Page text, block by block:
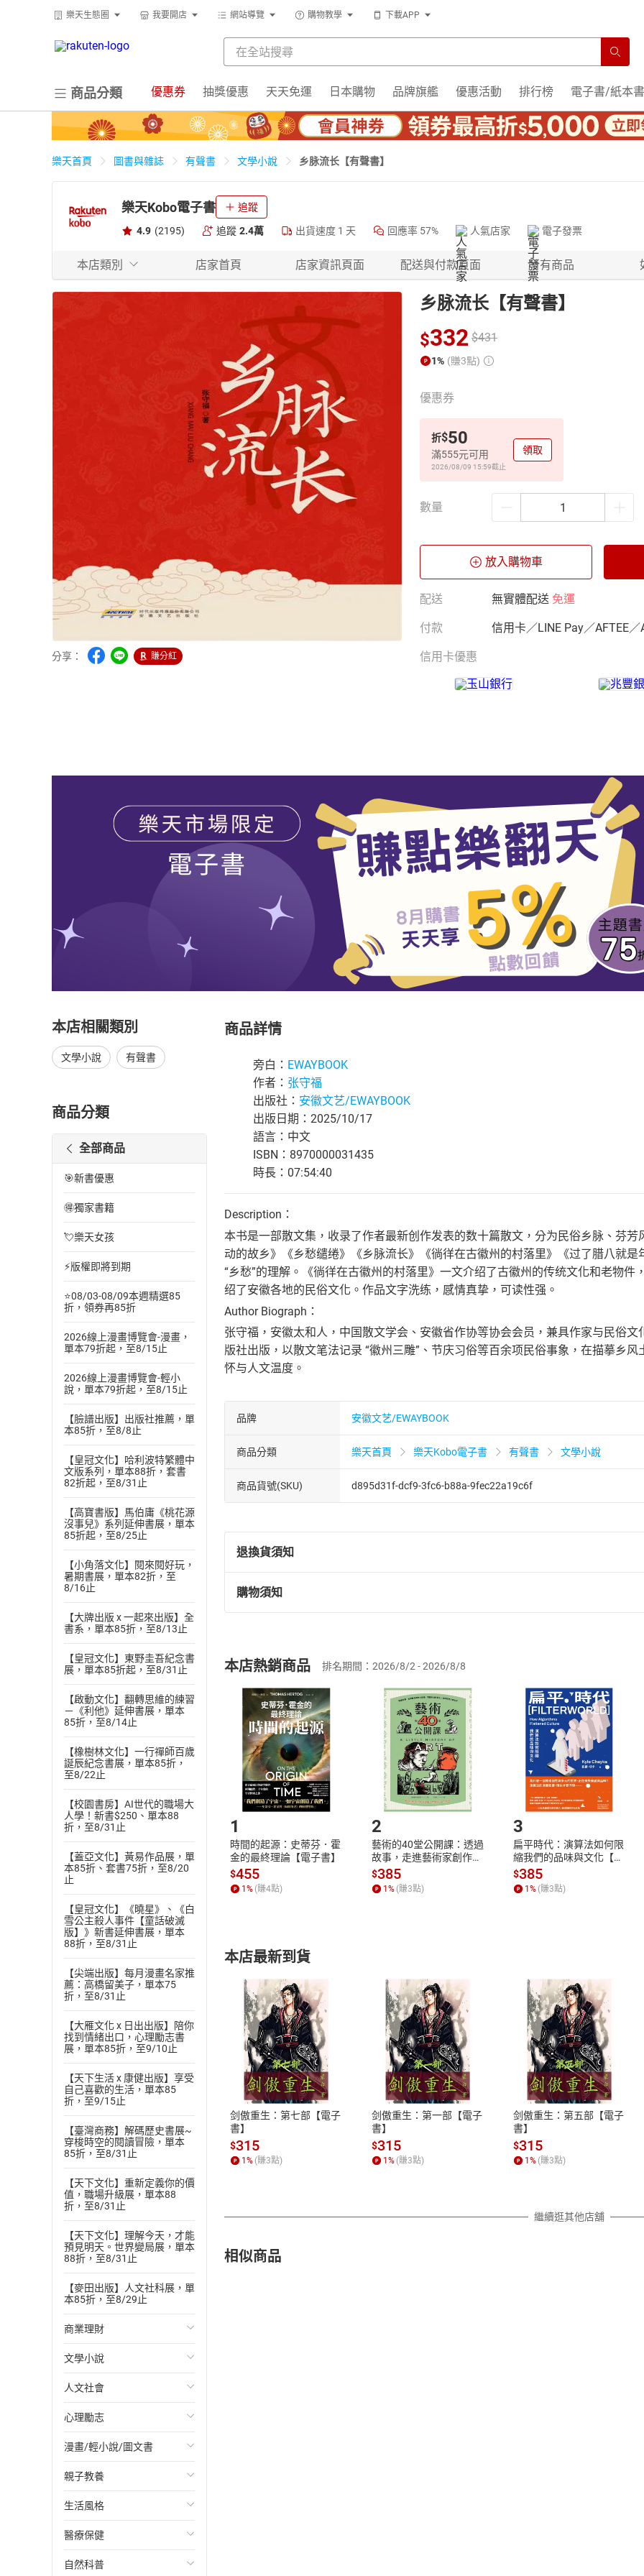
樂天生態圈 我要開店 網站導覽 購物教學 下載APP
商品分類 優惠券 抽獎優惠 天天免運 日本購物 品牌旗艦 優惠活動 排行榜 電子書/紙本書
樂天首頁 圖書與雜誌 有聲書 文學小說 乡脉流长【有聲書】
樂天Kobo電子書 追蹤
4.9 (2195) 追蹤 2.4萬 出貨速度 1 天 回應率 57% 人氣店家 電子發票
本店類別 店家首頁 店家資訊頁面 配送與付款頁面 所有商品
分享： 賺分紅
乡脉流长【有聲書】
$332 $431
1% (賺3點)
優惠券
折$50
滿555元可用
2026/08/09 15:59截止
領取
數量
放入購物車
配送 無實體配送 免運
付款 信用卡／LINE Pay／AFTEE／
信用卡優惠
本店相關類別
文學小說 有聲書
商品分類
全部商品
🎯新書優惠
🉐獨家書籍
💘樂天女孩
⚡版權即將到期
⭐08/03-08/09本週精選85
折，領券再85折
2026線上漫畫博覽會-漫畫，
單本79折起，至8/15止
2026線上漫畫博覽會-輕小
說，單本79折起，至8/15止
【臉譜出版】出版社推薦，單
本85折，至8/8止
【皇冠文化】哈利波特繁體中
文版系列，單本88折，套書
82折起，至8/31止
【高寶書版】馬伯庸《桃花源
沒事兒》系列延伸書展，單本
85折起，至8/25止
【小角落文化】閱來閱好玩，
暑期書展，單本82折，至
8/16止
【大牌出版 x 一起來出版】全
書系，單本85折，至8/13止
【皇冠文化】東野圭吾紀念書
展，單本85折起，至8/31止
【啟動文化】翻轉思維的練習
－《利他》延伸書展，單本
85折，至8/14止
【橡樹林文化】一行禪師百歲
誕辰紀念書展，單本85折，
至8/22止
【校園書房】AI世代的職場大
人學！新書$250、單本88
折，至8/31止
【蓋亞文化】黃易作品展，單
本85折、套書75折，至8/20
止
【皇冠文化】《曉星》、《白
雪公主殺人事件【童話破滅
版】》新書延伸書展，單本
88折，至8/31止
【尖端出版】每月漫畫名家推
薦：高橋留美子，單本75
折，至8/31止
【大雁文化 x 日出出版】陪你
找到情緒出口，心理勵志書
展，單本85折，至9/10止
【天下生活 x 康健出版】享受
自己喜歡的生活，單本85
折，至9/15止
【臺灣商務】解碼歷史書展~
穿梭時空的閱讀冒險，單本
85折，至8/31止
【天下文化】重新定義你的價
值，職場升級展，單本88
折，至8/31止
【天下文化】理解今天，才能
預見明天。世界變局展，單本
88折，至8/31止
【麥田出版】人文社科展，單
本85折，至8/29止
商業理財
投資理財
經濟/趨勢
財務/金融
管理/領導
職場工作術
成功法
行銷/廣告
傳記
文學小說
歐美文學
日本文學
韓國文學
華文文學
經典文學
成長/家庭生活小說
懸疑/推理小說
人文社會
國際關係
政治
社會科學
台灣/中國歷史
日/韓歷史
其他歷史/史學
心理勵志
心靈成長/情緒
人際關係
兩性關係
心理學
漫畫/輕小說/圖文書
輕小說
奇幻/科幻
愛情故事
職場/社會寫實
親子教養
教育現場
兒童文學/故事
兒童科普/學習
生活風格
飲食/食譜
健身/美顏
醫療保健
健康/養生
自然科普
商品詳情
旁白： EWAYBOOK
作者： 张守福
出版社： 安徽文艺/EWAYBOOK
出版日期：2025/10/17
語言：中文
ISBN：8970000031435
時長：07:54:40
Description：
本书是一部散文集，收录了作者最新创作发表的数十篇散文，分为民俗乡脉、芬
动的故乡》《乡愁缱绻》《乡脉流长》《徜徉在古徽州的村落里》《过了腊八就
“乡愁”的理解。《徜徉在古徽州的村落里》一文介绍了古徽州的传统文化和老物
绍了安徽各地的民俗文化。作品文字洗练，感情真挚，可读性强。
Author Biograph：
张守福，安徽太和人，中国散文学会、安徽省作协等协会会员，兼具作家与民俗
版社出版，以散文笔法记录 “徽州三雕”、节庆习俗等百余项民俗事象，在描摹乡
怀与人文温度。
品牌 安徽文艺/EWAYBOOK
商品分類 樂天首頁 樂天Kobo電子書 有聲書 文學小說
商品貨號(SKU) d895d31f-dcf9-3fc6-b88a-9fec22a19c6f
退換貨須知
退換貨規定：
(一)依消費者保護法第19條第1項後段暨通訊交易解除權合理例外情事適用
(二)消費者訂購本店鋪之商品即代表知悉本店鋪所銷售之商品為電子書，
且已下載/存取電子書，不得請求退貨退款。
退貨方式：您欲取消訂單或辦理退貨時，請登入樂天市場，並於「我的訂單
貨」，本店鋪將依您的申請進行審核，待審核通過後將為您辦理退款事宜。
請注意，樂天市場須以整筆訂單為單位進行取消/退貨，恕無法以單支商品取
購物須知
挑選商品
Choose
放入購物車
Shopping cart
登入帳號
Login
購書後，如何開始使用？
Step1.選擇閱讀載具 Step2.登入
付款方式
ATM轉帳、信用卡、LINE PAY、AFTEE
退換貨規範
本店是否提供消費者保護法七日猶
之權利，遽消費者保護法及通訊交
除權合理例外情事適用準則，依商
質各有不同規定。詳細退換貨說明
照各商品說明。
本店熱銷商品 排名期間：2026/8/2 - 2026/8/8
1
時間的起源：史蒂芬．霍
金的最終理論【電子書】
$455
1 % (賺4點)
2
藝術的40堂公開課：透過
故事，走進藝術家創作現
場，看藝術如何誕生、如
何形塑人類生活【電子
書】
$385
1 % (賺3點)
3
扁平時代：演算法如何限
縮我們的品味與文化【電
子書】
$385
1 % (賺3點)
本店最新到貨
剑傲重生：第七部【電子
書】
$315
1% (賺3點)
剑傲重生：第一部【電子
書】
$315
1% (賺3點)
剑傲重生：第五部【電子
書】
$315
1% (賺3點)
繼續逛其他店舖
相似商品